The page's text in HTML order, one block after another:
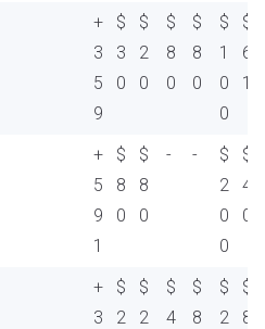
+
3
5
9
$
3
0
$
2
0
$
8
0
$
8
0
$
1
0
0
$
6
1
+
5
9
1
$
8
0
$
8
0
- -
$
2
0
0
$
4
0
+
3
$
2
$
2
$
4
$
8
$
2
$
8